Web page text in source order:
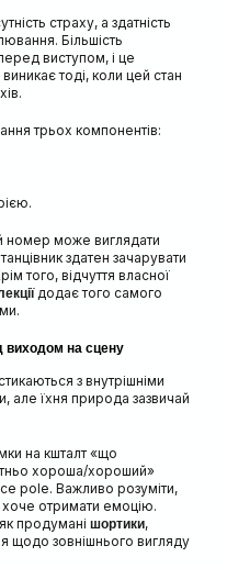
страху, а здатність
Більшість
виступом, і це
тоді, коли цей стан
трьох компонентів:
номер може виглядати
здатен зачарувати
того, відчуття власної
додає того самого
виходом на сцену
з внутрішніми
але їхня природа зазвичай
на кшталт «що
хороша/хороший»
pole. Важливо розуміти,
отримати емоцію.
продумані шортики,
щодо зовнішнього вигляду